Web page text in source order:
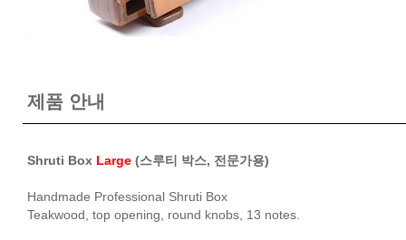
제품 안내
Shruti Box Large (스루티 박스, 전문가용)
Handmade Professional Shruti Box
Teakwood, top opening, round knobs, 13 notes.